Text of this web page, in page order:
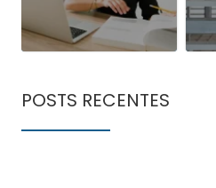
POSTS RECENTES